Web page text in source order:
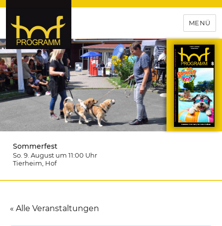
hof-programm – das
Veranstaltungsportal für
Hochfranken
MENÜ
Sommerfest
So. 9. August um 11:00 Uhr
Tierheim , Hof
« Alle Veranstaltungen